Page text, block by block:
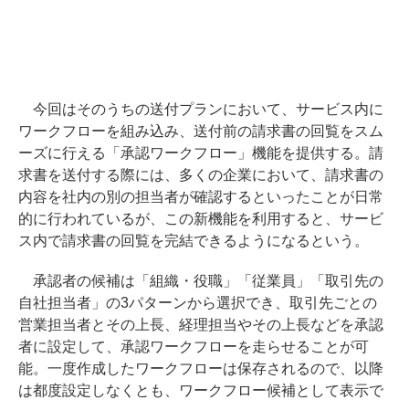
今回はそのうちの送付プランにおいて、サービス内に
ワークフローを組み込み、送付前の請求書の回覧をスム
ーズに行える「承認ワークフロー」機能を提供する。請
求書を送付する際には、多くの企業において、請求書の
内容を社内の別の担当者が確認するといったことが日常
的に行われているが、この新機能を利用すると、サービ
ス内で請求書の回覧を完結できるようになるという。
承認者の候補は「組織・役職」「従業員」「取引先の
自社担当者」の3パターンから選択でき、取引先ごとの
営業担当者とその上長、経理担当やその上長などを承認
者に設定して、承認ワークフローを走らせることが可
能。一度作成したワークフローは保存されるので、以降
は都度設定しなくとも、ワークフロー候補として表示で